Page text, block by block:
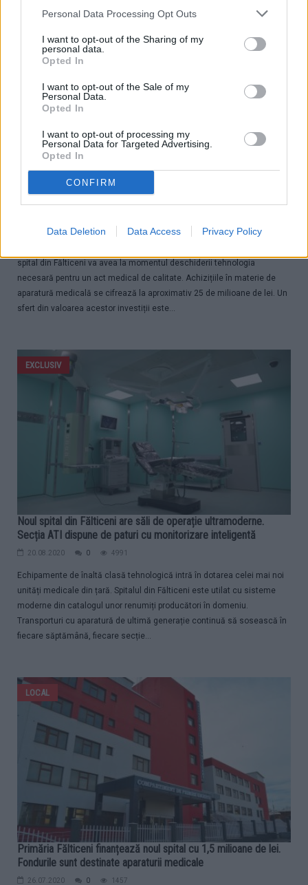
Personal Data Processing Opt Outs
I want to opt-out of the Sharing of my
personal data.
Opted In
I want to opt-out of the Sale of my
Personal Data.
Opted In
I want to opt-out of processing my
Personal Data for Targeted Advertising.
Opted In
CONFIRM
Data Deletion Data Access Privacy Policy
Noul spital din Fălticeni va avea aparatură de radiologie și
imagistică medicală în valoare de 5 milioane de lei. Pe lista
achizițiilor viitoare se află și un RMN
3135
spital din Fălticeni va avea la momentul deschiderii tehnologia
necesară pentru un act medical de calitate. Achizițiile în materie de
aparatură medicală se cifrează la aproximativ 25 de milioane de lei. Un
sfert din valoarea acestor investiții este...
EXCLUSIV
Noul spital din Fălticeni are săli de operație ultramoderne.
Secția ATI dispune de paturi cu monitorizare inteligentă
20.08.2020 0 4991
Echipamente de înaltă clasă tehnologică intră în dotarea celei mai noi
unități medicale din țară. Spitalul din Fălticeni este utilat cu sisteme
moderne din catalogul unor renumiți producători în domeniu.
Transporturi cu aparatură de ultimă generație continuă să sosească în
fiecare săptămână, fiecare secție...
LOCAL
Primăria Fălticeni finanțează noul spital cu 1,5 milioane de lei.
Fondurile sunt destinate aparaturii medicale
26.07.2020 0 1457